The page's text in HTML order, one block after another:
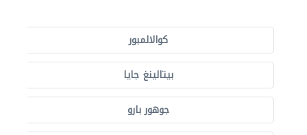
كوالالمبور
بيتالينغ جايا
جوهور بارو